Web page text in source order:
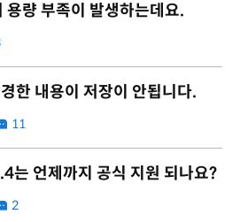
용량 부족이 발생하는데요.
한 내용이 저장이 안됩니다.
11
는 언제까지 공식 지원 되나요?
2